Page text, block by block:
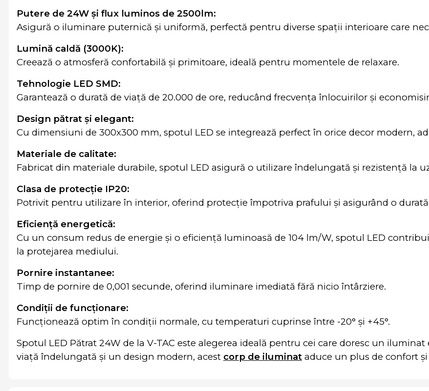
Putere de 24W și flux luminos de 2500lm:
Asigură o iluminare puternică și uniformă, perfectă pentru diverse spații interioare care
Lumină caldă (3000K):
Creează o atmosferă confortabilă și primitoare, ideală pentru momentele de relaxare.
Tehnologie LED SMD:
Garantează o durată de viață de 20.000 de ore, reducând frecvența înlocuirilor și
Design pătrat și elegant:
Cu dimensiuni de 300x300 mm, spotul LED se integrează perfect în orice decor modern,
Materiale de calitate:
Fabricat din materiale durabile, spotul LED asigură o utilizare îndelungată și rezistență la
Clasa de protecție IP20:
Potrivit pentru utilizare în interior, oferind protecție împotriva prafului și asigurând o
Eficiență energetică:
Cu un consum redus de energie și o eficiență luminoasă de 104 lm/W, spotul LED
la protejarea mediului.
Pornire instantanee:
Timp de pornire de 0,001 secunde, oferind iluminare imediată fără nicio întârziere.
Condiții de funcționare:
Funcționează optim în condiții normale, cu temperaturi cuprinse între -20° și +45°.
Spotul LED Pătrat 24W de la V-TAC este alegerea ideală pentru cei care doresc un
viață îndelungată și un design modern, acest corp de iluminat aduce un plus de confort